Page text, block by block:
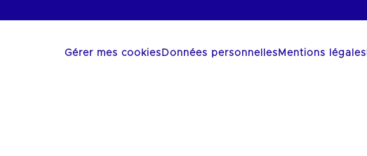
Gérer mes cookies Données personnelles Mentions légales